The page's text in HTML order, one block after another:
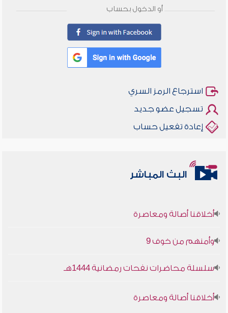
أو الدخول بحساب
استرجاع الرمز السري
تسجيل عضو جديد
إعادة تفعيل حساب
البث المباشر
أخلاقنا أصالة ومعاصرة
وأمنهم من خوف 9
أخلاقنا أصالة ومعاصرة